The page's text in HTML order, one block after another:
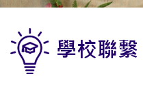
學校聯繫